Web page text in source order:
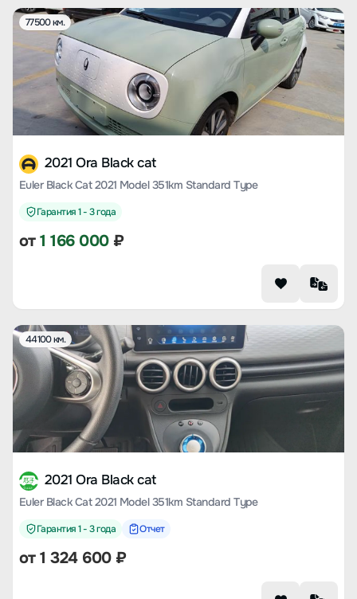
77500 км.
2021 Ora Black cat
Euler Black Cat 2021 Model 351km Standard Type
Гарантия 1 - 3 года
от1 166 000₽
44100 км.
2021 Ora Black cat
Euler Black Cat 2021 Model 351km Standard Type
Гарантия 1 - 3 года Отчет
от1 324 600₽